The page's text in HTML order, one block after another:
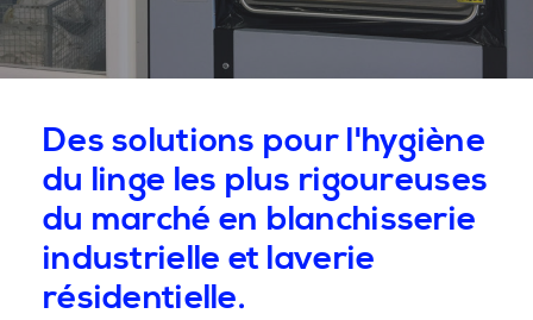
Des solutions pour l'hygiène
du linge les plus rigoureuses
du marché en blanchisserie
industrielle et laverie
résidentielle.